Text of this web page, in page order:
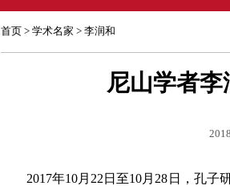
首页> 学术名家 > 李润和
尼山学者
2017年10月22日至10月28日，孔